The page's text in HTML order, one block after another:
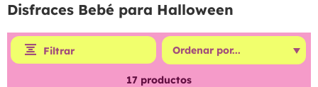
Disfraces Bebé para Halloween
Filtrar
17 productos